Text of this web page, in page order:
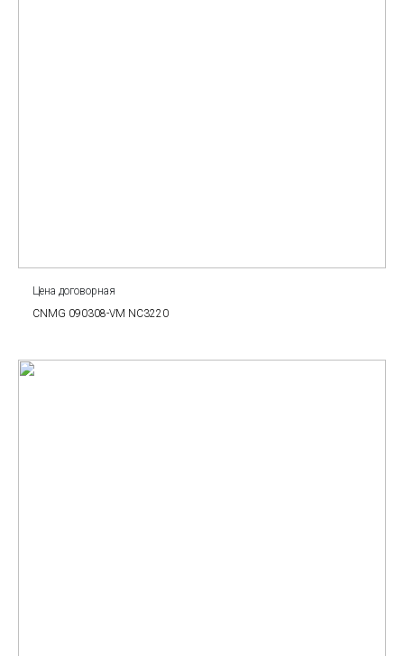
Цена договорная
CNMG 090308-VM NC3220